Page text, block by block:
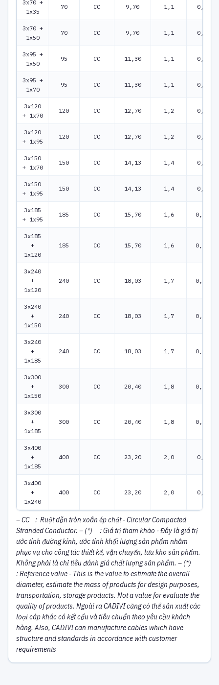
3x70 +
1x35
70 CC 9,70 1,1 0,268
3x70 +
1x50
70 CC 9,70 1,1 0,268
3x95 +
1x50
95 CC 11,30 1,1 0,193
3x95 +
1x70
95 CC 11,30 1,1 0,193
3x120
+ 1x70
120 CC 12,70 1,2 0,153
3x120
+ 1x95
120 CC 12,70 1,2 0,153
3x150
+ 1x70
150 CC 14,13 1,4 0,124
3x150
+ 1x95
150 CC 14,13 1,4 0,124
3x185
+ 1x95
185 CC 15,70 1,6 0,0991
3x185
+
1x120
185 CC 15,70 1,6 0,0991
3x240
+
1x120
240 CC 18,03 1,7 0,0754
3x240
+
1x150
240 CC 18,03 1,7 0,0754
3x240
+
1x185
240 CC 18,03 1,7 0,0754
3x300
+
1x150
300 CC 20,40 1,8 0,0601
3x300
+
1x185
300 CC 20,40 1,8 0,0601
3x400
+
1x185
400 CC 23,20 2,0 0,047
3x400
+
1x240
400 CC 23,20 2,0 0,047
– CC : Ruột dẫn tròn xoắn ép chặt - Circular Compacted
Stranded Conductor. – (*) : Giá trị tham khảo - Đây là giá trị
ước tính đường kính, ước tính khối lượng sản phẩm nhằm
phục vụ cho công tác thiết kế, vận chuyển, lưu kho sản phẩm.
Không phải là chỉ tiêu đánh giá chất lượng sản phẩm. – (*)
:Reference value - This is the value to estimate the overall
diameter, estimate the mass of products for design purposes,
transportation, storage products. Not a value for evaluate the
quality of products. Ngoài ra CADIVI cũng có thể sản xuất các
loại cáp khác có kết cấu và tiêu chuẩn theo yêu cầu khách
hàng. Also, CADIVI can manufacture cables which have
structure and standards in accordance with customer
requirements